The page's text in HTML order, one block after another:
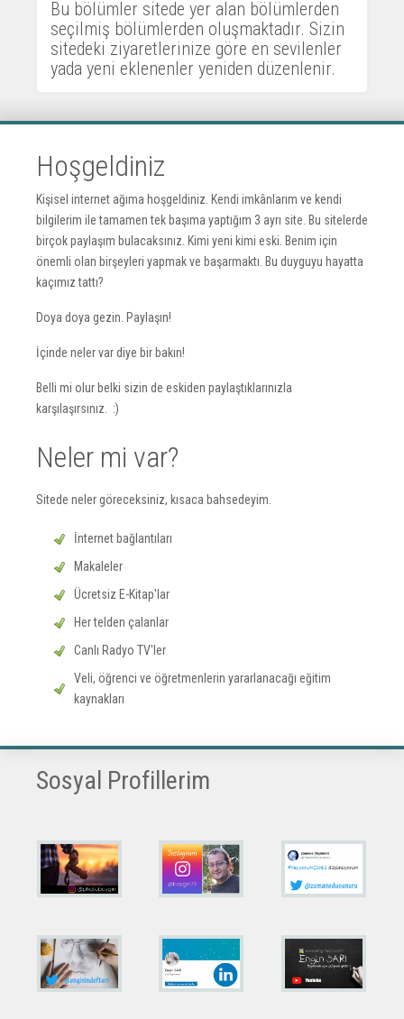
Bu bölümler sitede yer alan bölümlerden
seçilmiş bölümlerden oluşmaktadır. Sizin
sitedeki ziyaretlerinize göre en sevilenler
yada yeni eklenenler yeniden düzenlenir.
Hoşgeldiniz
Kişisel internet ağıma hoşgeldiniz. Kendi imkânlarım ve kendi
bilgilerim ile tamamen tek başıma yaptığım 3 ayrı site. Bu sitelerde
birçok paylaşım bulacaksınız. Kimi yeni kimi eski. Benim için
önemli olan birşeyleri yapmak ve başarmaktı. Bu duyguyu hayatta
kaçımız tattı?
Doya doya gezin. Paylaşın!
İçinde neler var diye bir bakın!
Belli mi olur belki sizin de eskiden paylaştıklarınızla
karşılaşırsınız. :)
Neler mi var?
Sitede neler göreceksiniz, kısaca bahsedeyim.
İnternet bağlantıları
Makaleler
Ücretsiz E-Kitap'lar
Her telden çalanlar
Canlı Radyo TV'ler
Veli, öğrenci ve öğretmenlerin yararlanacağı eğitim
kaynakları
Sosyal Profillerim